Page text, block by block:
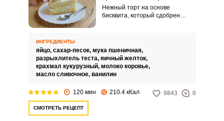
Нежный торт на основе
бисквита, который сдобрен
ингредиентов, что делает этот
десерт доступным абсолютно
для всех.
ИНГРЕДИЕНТЫ
яйцо, сахар-песок, мука пшеничная,
разрыхлитель теста, яичный желток,
крахмал кукурузный, молоко коровье,
масло сливочное, ванилин
120 мин 210.4 кКал 9843 0
СМОТРЕТЬ РЕЦЕПТ